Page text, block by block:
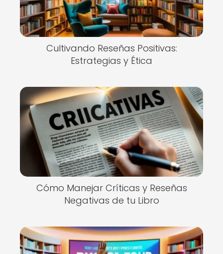
Cultivando Reseñas Positivas:
Estrategias y Ética
Cómo Manejar Críticas y Reseñas
Negativas de tu Libro